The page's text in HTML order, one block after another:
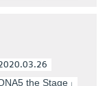
the Stage」